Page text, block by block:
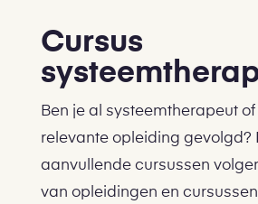
Cursus
Ben je al systeemtherapeut
relevante opleiding gevolgd?
aanvullende cursussen
van opleidingen en cursussen